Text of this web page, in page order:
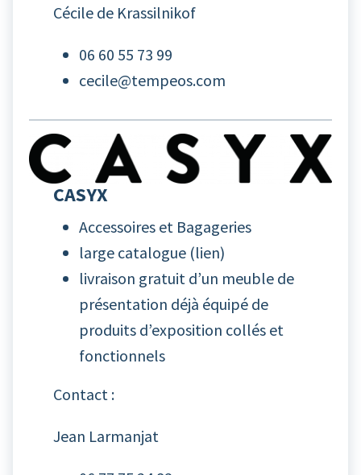
Cécile de Krassilnikof
06 60 55 73 99
cecile@tempeos.com
CASYX
Accessoires et Bagageries
large catalogue (lien)
livraison gratuit d’un meuble de
présentation déjà équipé de
produits d’exposition collés et
fonctionnels
Contact :
Jean Larmanjat